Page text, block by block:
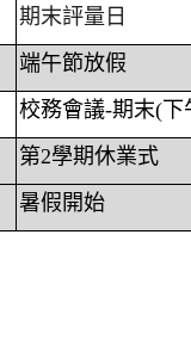
期末評量日
端午節放假
校務會議-期末(下
第2學期休業式
暑假開始